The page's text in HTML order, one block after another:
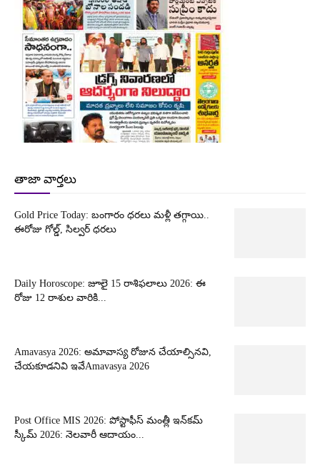
తాజా వార్తలు
Gold Price Today: బంగారం ధరలు మళ్లీ తగ్గాయి..
ఈరోజు గోల్డ్, సిల్వర్ ధరలు
Daily Horoscope: జూలై 15 రాశిఫలాలు 2026: ఈ
రోజు 12 రాశుల వారికి...
Amavasya 2026: అమావాస్య రోజున చేయాల్సినవి,
చేయకూడనివి ఇవేAmavasya 2026
Post Office MIS 2026: పోస్టాఫీస్ మంత్లీ ఇన్‌కమ్
స్కీమ్ 2026: నెలవారీ ఆదాయం...